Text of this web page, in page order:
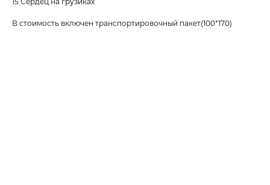
В стоимость включен транспортировочный пакет(100*170)